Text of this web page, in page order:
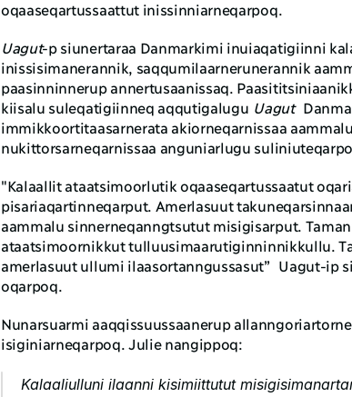
oqaaseqartussaattut inissinniarneqarpoq.
Uagut-p siunertaraa Danmarkimi inuiaqatigiinni
inissisimanerannik, saqqumilaarnerunerannik
paasinninnerup annertusaanissaq.
kiisalu suleqatigiinneq aqqutigalugu Uagut
immikkoortitaasarnerata akiorneqarnissaa
nukittorsarneqarnissaa anguniarlugu
"Kalaallit ataatsimoorlutik oqaaseqartussaatut
pisariaqartinneqarput. Amerlasuut
aammalu sinnerneqanngtsutut misigisarput.
ataatsimoornikkut tulluusimaarutiginninnikkullu.
amerlasuut ullumi ilaasortanngussasut”  Uagut-ip
oqarpoq.
Nunarsuarmi aaqqissuussaanerup
isiginiarneqarpoq. Julie nangippoq:
Kalaaliulluni ilaanni kisimiittutut